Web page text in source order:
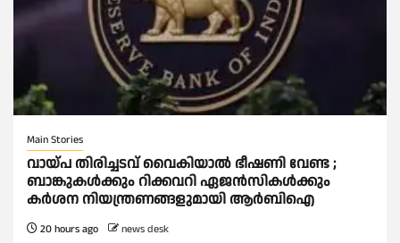
Main Stories
വായ്പ തിരിച്ചടവ് വൈകിയാല്‍ ഭീഷണി വേണ്ട ;
ബാങ്കുകള്‍ക്കും റിക്കവറി ഏജൻസികള്‍ക്കും
കര്‍ശന നിയന്ത്രണങ്ങളുമായി ആര്‍ബിഐ
20 hours ago news desk